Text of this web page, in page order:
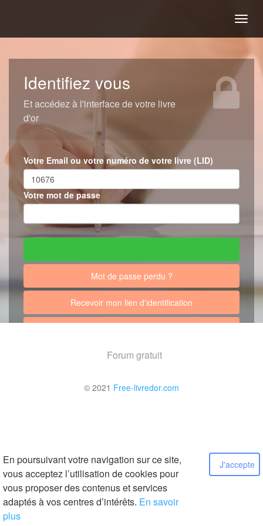
En poursuivant votre navigation sur ce site,
vous acceptez l’utilisation de cookies pour
vous proposer des contenus et services
adaptés à vos centres d’intérêts. En savoir
plus
J'accepte
Identifiez vous
Et accédez à l'interface de votre livre
d'or
Votre Email ou votre numéro de votre livre (LID)
Votre mot de passe
Mot de passe perdu ?
Recevoir mon lien d'identification
Forum gratuit
© 2021 Free-livredor.com